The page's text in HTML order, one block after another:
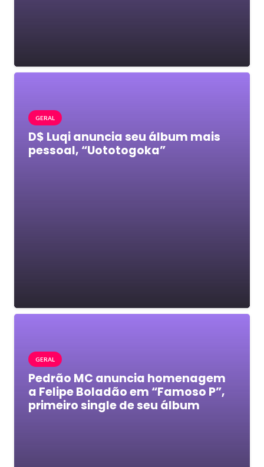
GERAL
D$ Luqi anuncia seu álbum mais
pessoal, “Uototogoka”
GERAL
Pedrão MC anuncia homenagem
a Felipe Boladão em “Famoso P”,
primeiro single de seu álbum